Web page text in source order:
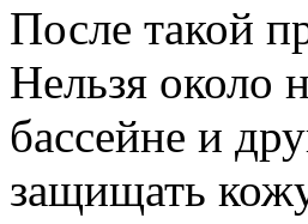
После такой
Нельзя около
бассейне и
защищать